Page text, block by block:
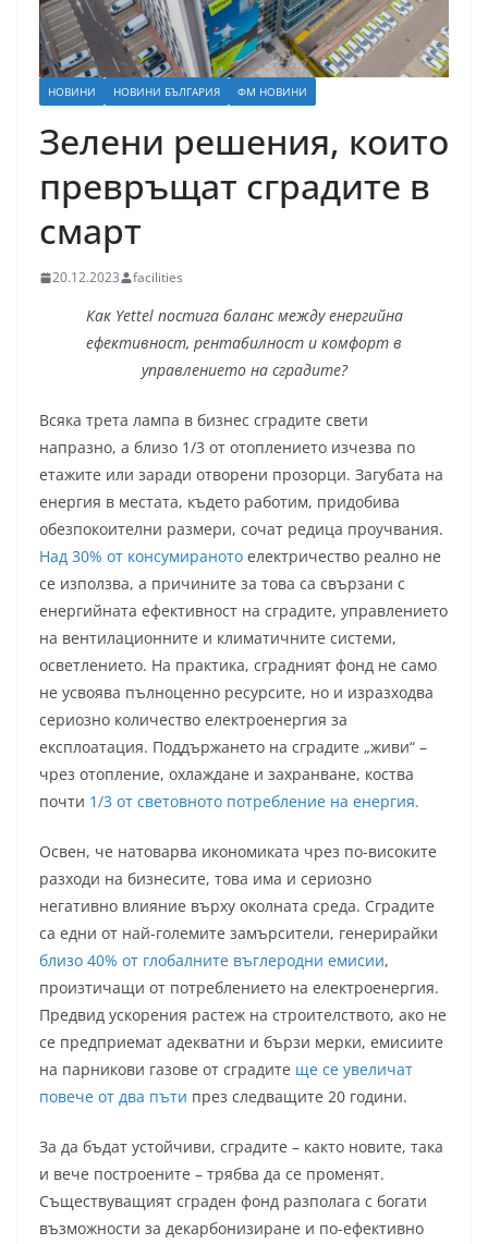
НОВИНИ НОВИНИ БЪЛГАРИЯ ФМ НОВИНИ
Зелени решения, които
превръщат сградите в
смарт
20.12.2023 facilities
Как Yettel постига баланс между енергийна
ефективност, рентабилност и комфорт в
управлението на сградите?
Всяка трета лампа в бизнес сградите свети
напразно, а близо 1/3 от отоплението изчезва по
етажите или заради отворени прозорци. Загубата на
енергия в местата, където работим, придобива
обезпокоителни размери, сочат редица проучвания.
Над 30% от консумираното електричество реално не
се използва, а причините за това са свързани с
енергийната ефективност на сградите, управлението
на вентилационните и климатичните системи,
осветлението. На практика, сградният фонд не само
не усвоява пълноценно ресурсите, но и изразходва
сериозно количество електроенергия за
експлоатация. Поддържането на сградите „живи“ –
чрез отопление, охлаждане и захранване, коства
почти 1/3 от световното потребление на енергия.
Освен, че натоварва икономиката чрез по-високите
разходи на бизнесите, това има и сериозно
негативно влияние върху околната среда. Сградите
са едни от най-големите замърсители, генерирайки
близо 40% от глобалните въглеродни емисии,
произтичащи от потреблението на електроенергия.
Предвид ускорения растеж на строителството, ако не
се предприемат адекватни и бързи мерки, емисиите
на парникови газове от сградите ще се увеличат
повече от два пъти през следващите 20 години.
За да бъдат устойчиви, сградите – както новите, така
и вече построените – трябва да се променят.
Съществуващият сграден фонд разполага с богати
възможности за декарбонизиране и по-ефективно